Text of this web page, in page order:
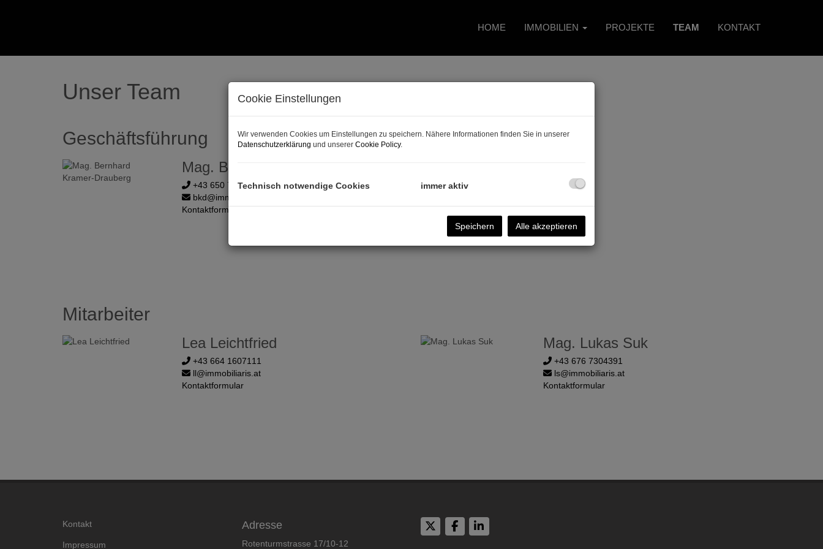
HOME IMMOBILIEN PROJEKTE TEAM KONTAKT
Unser Team
Geschäftsführung
Mag. Bernhard Kramer-Drauberg
+43 650 777 28 96
bkd@immobiliaris.at
Kontaktformular
Mitarbeiter
Lea Leichtfried
+43 664 1607111
ll@immobiliaris.at
Kontaktformular
Mag. Lukas Suk
+43 676 7304391
ls@immobiliaris.at
Kontaktformular
Kontakt
Impressum
Adresse
Rotenturmstrasse 17/10-12
Cookie Einstellungen
Wir verwenden Cookies um Einstellungen zu speichern. Nähere Informationen finden Sie in unserer
Datenschutzerklärung und unserer Cookie Policy.
Technisch notwendige Cookies immer aktiv
Speichern Alle akzeptieren